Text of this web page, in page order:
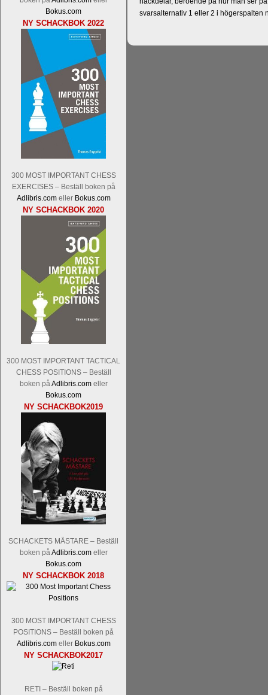
Bokus.com
NY SCHACKBOK 2022
300 MOST IMPORTANT CHESS
EXERCISES – Beställ boken på
Adlibris.comeller Bokus.com
NY SCHACKBOK 2020
300 MOST IMPORTANT TACTICAL
CHESS POSITIONS – Beställ
boken på Adlibris.comeller
Bokus.com
NY SCHACKBOK2019
SCHACKETS MÄSTARE – Beställ
boken påAdlibris.comeller
Bokus.com
NY SCHACKBOK 2018
300 MOST IMPORTANT CHESS
POSITIONS – Beställ boken på
Adlibris.comeller Bokus.com
NY SCHACKBOK2017
RETI – Beställ boken på
svarsalternativ 1 eller 2 i högerspalten